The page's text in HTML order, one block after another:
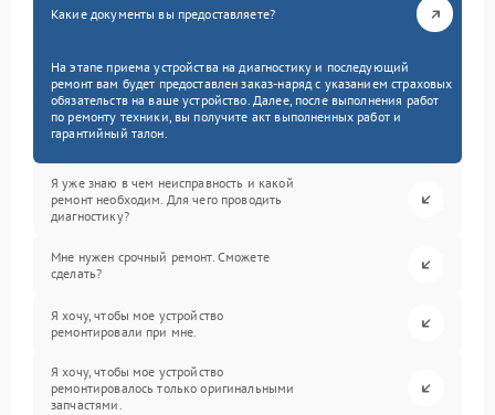
Какие документы вы предоставляете?
На этапе приема устройства на диагностику и последующий
ремонт вам будет предоставлен заказ-наряд с указанием страховых
обязательств на ваше устройство. Далее, после выполнения работ
по ремонту техники, вы получите акт выполненных работ и
гарантийный талон.
Я уже знаю в чем неисправность и какой
ремонт необходим. Для чего проводить
диагностику?
Мне нужен срочный ремонт. Сможете
сделать?
Я хочу, чтобы мое устройство
ремонтировали при мне.
Я хочу, чтобы мое устройство
ремонтировалось только оригинальными
запчастями.